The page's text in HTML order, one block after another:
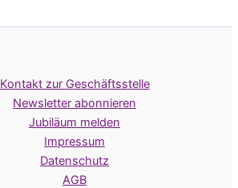
Kontakt zur Geschäftsstelle
Newsletter abonnieren
Jubiläum melden
Impressum
Datenschutz
AGB